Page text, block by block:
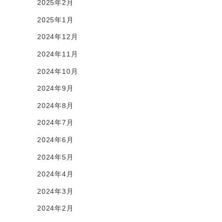
2025年2月
2025年1月
2024年12月
2024年11月
2024年10月
2024年9月
2024年8月
2024年7月
2024年6月
2024年5月
2024年4月
2024年3月
2024年2月